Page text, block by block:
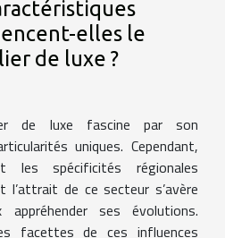
elles le
de luxe ?
de luxe fascine par son
uniques. Cependant,
les spécificités régionales
l’attrait de ce secteur s’avère
ses évolutions.
facettes de ces influences